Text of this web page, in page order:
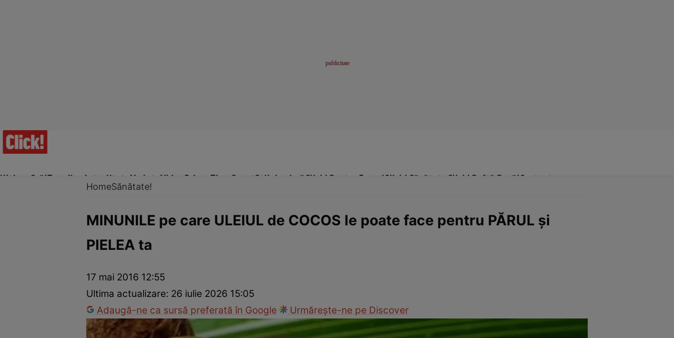
Ultima Oră!Trending Actualitate Vedete Video Prime Time SportStil de viațăClick! Pentru FemeiClick! Sănătate Click! Poftă Bună!Contact
Prevenție și tratament Remedii naturiste
HomeSănătate!
MINUNILE pe care ULEIUL de COCOS le poate face pentru PĂRUL şi
PIELEA ta
17 mai 2016 12:55
Ultima actualizare: 26 iulie 2026 15:05
Adaugă-ne ca sursă preferată în Google
Urmărește-ne pe Discover